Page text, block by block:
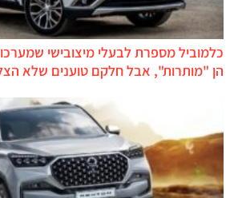
כלמוביל מספרת לבעלי מיצובישי
הן "מותרות", אבל חלקם טוענים שלא